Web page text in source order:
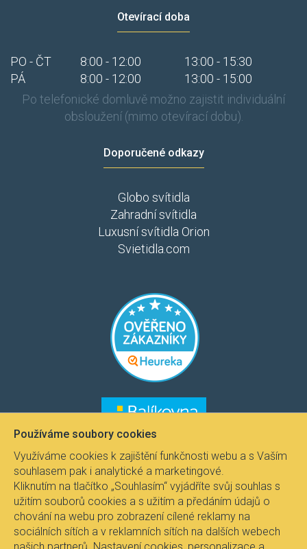
Otevírací doba
PO - ČT 8:00 - 12:00
13:00 - 15:30
PÁ
8:00 - 12:00
13:00 - 15:00
Po telefonické domluvě možno zajistit individuální
obsloužení (mimo otevírací dobu).
Doporučené odkazy
Globo svítidla
Zahradní svítidla
Luxusní svítidla Orion
Svietidla.com
Používáme soubory cookies
Využíváme cookies k zajištění funkčnosti webu a s Vaším
souhlasem pak i analytické a marketingové.
Kliknutím na tlačítko „Souhlasím“ vyjádříte svůj souhlas s
užitím souborů cookies a s užitím a předáním údajů o
chování na webu pro zobrazení cílené reklamy na
sociálních sítích a v reklamních sítích na dalších webech